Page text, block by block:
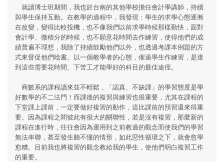
就讀博士班期間，我也於台南的其他學校擔任會計學講師，持續
與學生保持互動。在教學的過程中，我發現：學生的求學心態逐漸
在改變，變得比較投機，也不像我們以前求學時候那樣勤快，面對
會計學、微積分的時候，也不願意花時間去作練習，使得他們的成
績普遍不理想，我除了持續鼓勵他們以外，也透過考課本例題的方
式來督促他們唸書。以一個教學者的心態，催逼學生作練習，是達
到這些需要花時間、下苦工才能學好的科目的最佳途徑。
商數系的課程讀來並不輕鬆，「認真、不缺課」的學習態度是學
好數學的不二法門！而課後的複習與練習也很重要，尤其在課程的
下堂課上課前，一定要做好複習的動作，這比課前的預習還來得重
要。因為課程之間彼此有很大的關聯性，若是沒有複習，那麼新的
課程在進行時，往往會因為運用到之前教過的觀念而使我們的學習
無法串聯，甚至發生聽不懂的情形，如此惡性循環之下，就會愈學
愈糟。目前我也將複習的觀念教給我的學生，使他們明白複習工作
的重要。